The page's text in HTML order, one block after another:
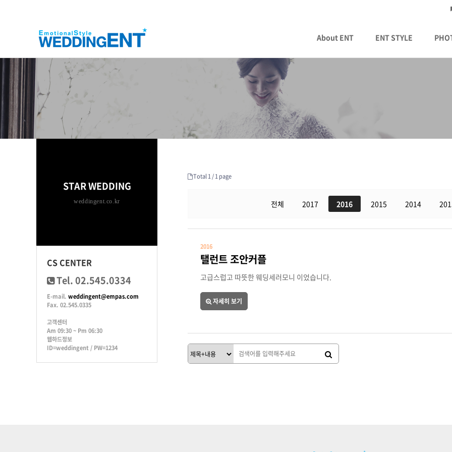
About ENT ENT STYLE
Total 1 /1 page
전체 2017 2016 2015 2014
2016
탤런트 조안커플
고급스럽고 따뜻한 웨딩세러모니 이었습니다.
자세히 보기
STAR WEDDING
weddingent.co.kr
CS CENTER
Tel. 02.545.0334
E-mail. weddingent@empas.com
Fax. 02.545.0335
고객센터
Am 09:30 ~ Pm 06:30
웹하드정보
ID=weddingent / PW=1234